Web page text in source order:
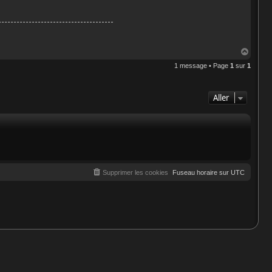
u
1 message • Page 1 sur 1
Aller
Fuseau horaire sur UTC
Supprimer les cookies